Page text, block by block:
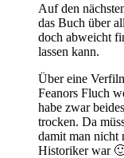
Auf den
das Buch über
doch abweicht
lassen kann.
Über eine
Feanors Fluch
habe zwar
trocken. Da
damit man nicht
Historiker war